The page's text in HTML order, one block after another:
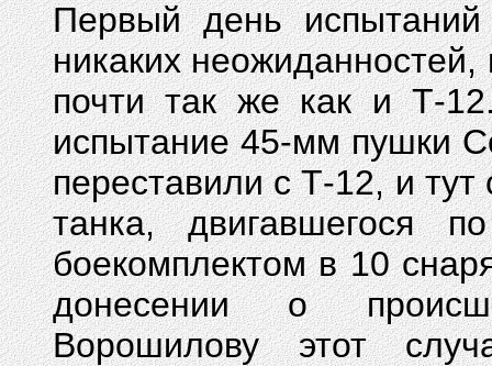
Первый день
никаких неожиданностей,
почти так же как и Т-
испытание 45-мм пушки
переставили с Т-12, и
танка, двигавшегося
боекомплектом в 10
донесении о
Ворошилову этот